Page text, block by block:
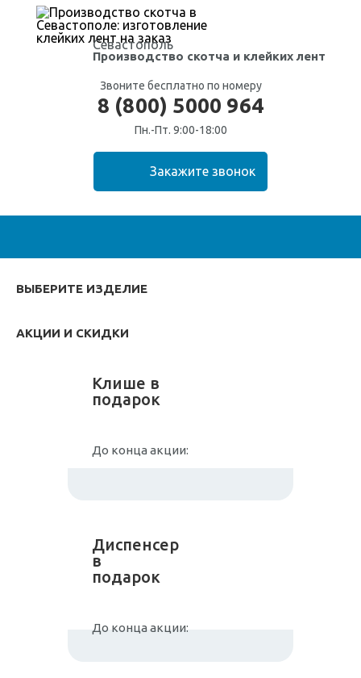
Севастополь
Производство скотча и клейких лент
Звоните бесплатно по номеру
8 (800) 5000 964
Пн.-Пт. 9:00-18:00
ВЫБЕРИТЕ ИЗДЕЛИЕ
АКЦИИ И СКИДКИ
Клише в
подарок
До конца акции:
Диспенсер
в
подарок
До конца акции: